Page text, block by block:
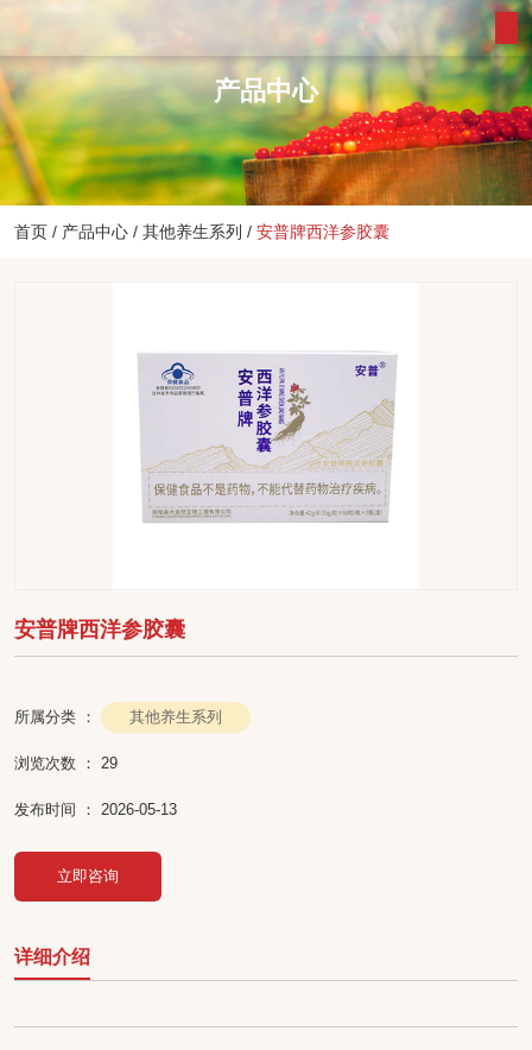
产品中心
首页 / 产品中心 / 其他养生系列 / 安普牌西洋参胶囊
安普牌西洋参胶囊
所属分类 ： 其他养生系列
浏览次数 ： 29
发布时间 ： 2026-05-13
立即咨询
详细介绍